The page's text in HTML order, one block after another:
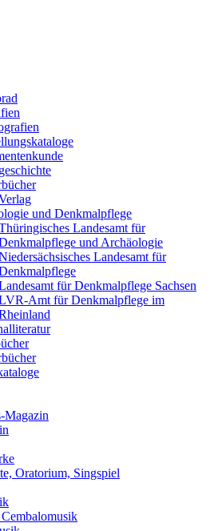
und Denkmalpflege
Landesamt für
und Archäologie
Landesamt für
für Denkmalpflege Sachsen
Amt für Denkmalpflege im
Magazin
Oratorium, Singspiel